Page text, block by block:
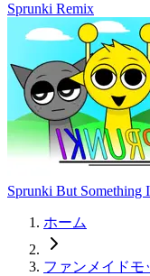
Sprunki Remix
Sprunki But Something
ホーム
ファンメイドモ